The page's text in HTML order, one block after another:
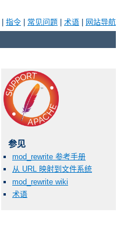
指令 常见问题 术语 网站导航
参见
mod_rewrite 参考手册
从 URL 映射到文件系统
mod_rewrite wiki
术语